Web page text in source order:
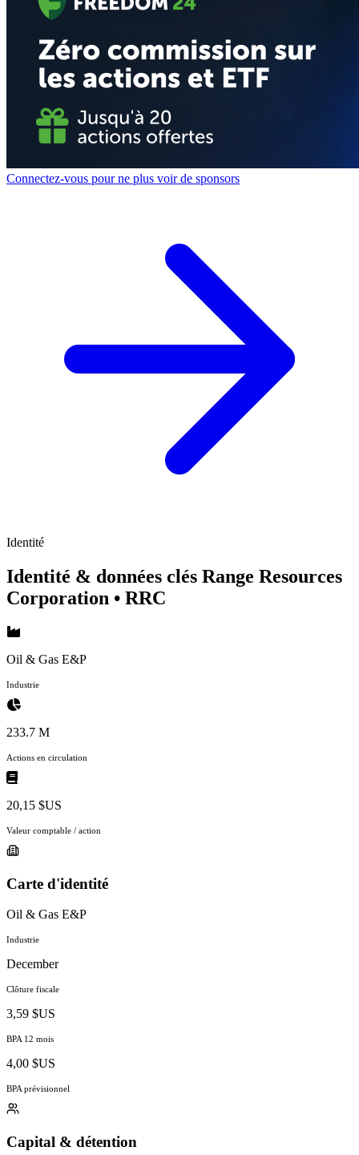
Connectez-vous pour ne plus voir de sponsors
Identité
Identité & données clés Range Resources
Corporation • RRC
Oil & Gas E&P
Industrie
233.7 M
Actions en circulation
20,15 $US
Valeur comptable / action
Carte d'identité
Oil & Gas E&P
Industrie
December
Clôture fiscale
3,59 $US
BPA 12 mois
4,00 $US
BPA prévisionnel
Capital & détention